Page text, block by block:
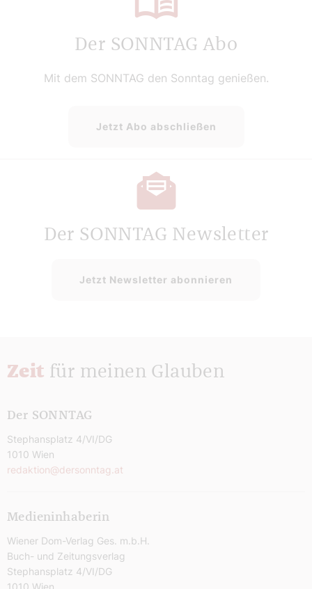
Der SONNTAG Abo
Mit dem SONNTAG den Sonntag genießen.
Jetzt Abo abschließen
Der SONNTAG Newsletter
Jetzt Newsletter abonnieren
Zeit für meinen Glauben
Der SONNTAG
Stephansplatz 4/VI/DG
1010 Wien
redaktion@dersonntag.at
Medieninhaberin
Wiener Dom-Verlag Ges. m.b.H.
Buch- und Zeitungsverlag
Stephansplatz 4/VI/DG
1010 Wien